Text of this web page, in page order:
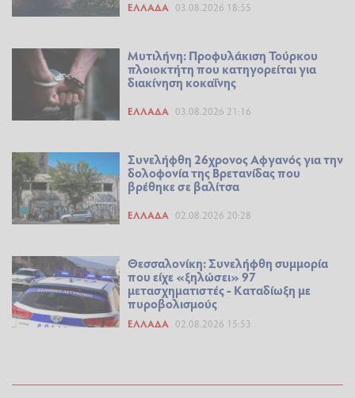
ΕΛΛΆΔΑ 03.08.2026 18:55
Μυτιλήνη: Προφυλάκιση Τούρκου
πλοιοκτήτη που κατηγορείται για
διακίνηση κοκαΐνης
ΕΛΛΆΔΑ 03.08.2026 21:16
Συνελήφθη 26χρονος Αφγανός για την
δολοφονία της Βρετανίδας που
βρέθηκε σε βαλίτσα
ΕΛΛΆΔΑ 02.08.2026 20:28
Θεσσαλονίκη: Συνελήφθη συμμορία
που είχε «ξηλώσει» 97
μετασχηματιστές - Καταδίωξη με
πυροβολισμούς
ΕΛΛΆΔΑ 02.08.2026 15:53